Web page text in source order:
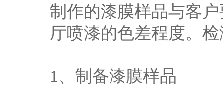
制作的漆膜样品与客
厅喷漆的色差程度。
1、制备漆膜样品